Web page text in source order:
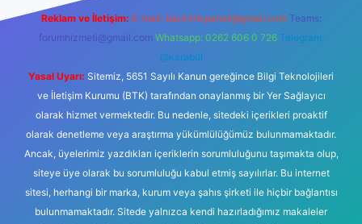
Reklam ve İletişim: E-mail: backlinkpaneli@gmail.com Teams:
forumhizmeti@gmail.com Whatsapp: 0262 606 0 726 Telegram:
@karabul
Yasal Uyarı: Sitemiz, 5651 Sayılı Kanun gereğince Bilgi Teknolojileri
ve İletişim Kurumu (BTK) tarafından onaylanmış bir Yer Sağlayıcı
olarak hizmet vermektedir. Bu nedenle, sitedeki içerikleri proaktif
olarak denetleme veya araştırma yükümlülüğümüz bulunmamaktadır.
Ancak, üyelerimiz yazdıkları içeriklerin sorumluluğunu taşımakta olup,
siteye üye olarak bu sorumluluğu kabul etmiş sayılırlar. Bu internet
sitesi, herhangi bir marka, kurum veya şahıs şirketi ile hiçbir bağlantısı
bulunmamaktadır. Sitede yalnızca kendi hazırladığımız makaleler